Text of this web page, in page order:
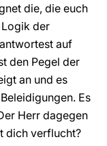
die, die euch
der
auf
den Pegel der
an und es
Es
Herr dagegen
dich verflucht?